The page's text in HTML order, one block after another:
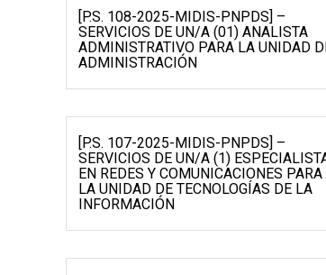
[P.S. 108-2025-MIDIS-PNPDS] –
SERVICIOS DE UN/A (01) ANALISTA
ADMINISTRATIVO PARA LA UNIDAD
ADMINISTRACIÓN
[P.S. 107-2025-MIDIS-PNPDS] –
SERVICIOS DE UN/A (1)
EN REDES Y COMUNICACIONES PARA
LA UNIDAD DE TECNOLOGÍAS DE LA
INFORMACIÓN